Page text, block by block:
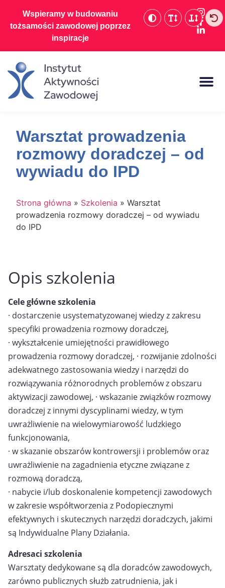
Wspieramy w budowaniu
tożsamości zawodowej poprzez
inspiracje
Warsztat prowadzenia
rozmowy doradczej – od
wywiadu do IPD
Strona główna » Szkolenia » Warsztat
prowadzenia rozmowy doradczej – od wywiadu
do IPD
Opis szkolenia
Cele główne szkolenia
· dostarczenie usystematyzowanej wiedzy z zakresu
specyfiki prowadzenia rozmowy doradczej,
· wykształcenie umiejętności prawidłowego
prowadzenia rozmowy doradczej, · rozwijanie zdolności
adekwatnego zastosowania wiedzy i narzędzi do
rozwiązywania różnorodnych problemów z obszaru
aktywizacji zawodowej, · wskazanie związków rozmowy
doradczej z innymi dyscyplinami wiedzy, w tym
uwrażliwienie na wielowymiarowość ludzkiego
funkcjonowania,
· w skazanie obszarów kontrowersji i problemów oraz
uwrażliwienie na zagadnienia etyczne związane z
rozmową doradczą,
· nabycie i/lub doskonalenie kompetencji zawodowych
w zakresie współtworzenia z Podopiecznymi
efektywnych i skutecznych narzędzi doradczych, jakimi
są Indywidualne Plany Działania.
Adresaci szkolenia
Warsztaty dedykowane są dla doradców zawodowych,
zarówno publicznych służb zatrudnienia, jak i